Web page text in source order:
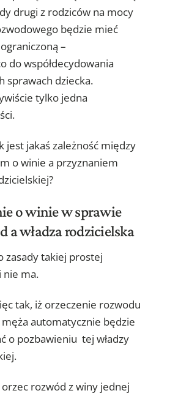
drugi z rodziców na mocy
będzie mieć
–
do współdecydowania
sprawach dziecka.
tylko jedna
jest jakaś zależność między
o winie a przyznaniem
o winie w sprawie
a władza rodzicielska
zasady takiej prostej
nie ma.
tak, iż orzeczenie rozwodu
automatycznie będzie
o pozbawieniu tej władzy
rozwód z winy jednej